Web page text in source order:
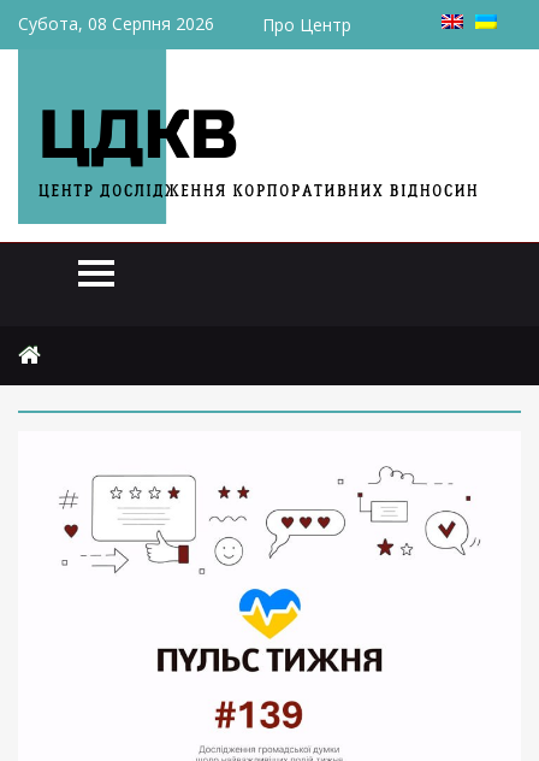
Субота, 08 Серпня 2026 Про Центр